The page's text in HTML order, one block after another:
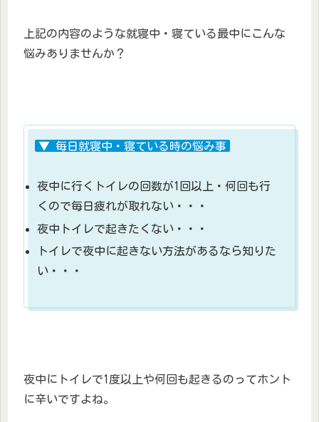
上記の内容のような就寝中・寝ている最中にこんな
悩みありませんか？
▼ 毎日就寝中・寝ている時の悩み事
夜中に行くトイレの回数が1回以上・何回も行
くので毎日疲れが取れない・・・
夜中トイレで起きたくない・・・
トイレで夜中に起きない方法があるなら知りた
い・・・
夜中にトイレで1度以上や何回も起きるのってホント
に辛いですよね。